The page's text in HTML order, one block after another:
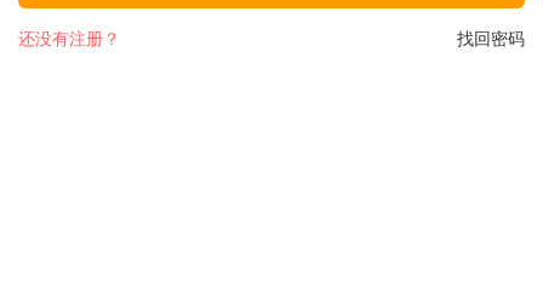
找回密码
还没有注册？